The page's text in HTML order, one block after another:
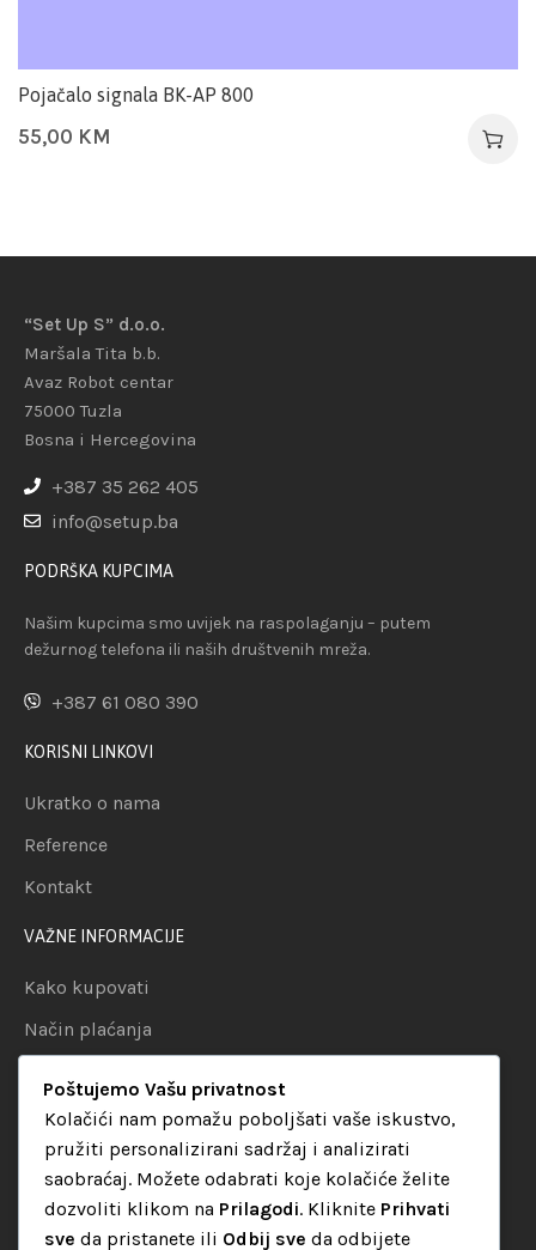
Pojačalo signala BK-AP 800
55,00 KM
“Set Up S” d.o.o.
Maršala Tita b.b.
Avaz Robot centar
75000 Tuzla
Bosna i Hercegovina
+387 35 262 405
info@setup.ba
PODRŠKA KUPCIMA
Našim kupcima smo uvijek na raspolaganju – putem
dežurnog telefona ili naših društvenih mreža.
+387 61 080 390
KORISNI LINKOVI
Ukratko o nama
Reference
Kontakt
VAŽNE INFORMACIJE
Kako kupovati
Način plaćanja
Politika privatnosti
KATEGORIJE
Audio oprema
Poštujemo Vašu privatnost
Kolačići nam pomažu poboljšati vaše iskustvo,
pružiti personalizirani sadržaj i analizirati
saobraćaj. Možete odabrati koje kolačiće želite
dozvoliti klikom na Prilagodi. Kliknite Prihvati
sve da pristanete ili Odbij sve da odbijete